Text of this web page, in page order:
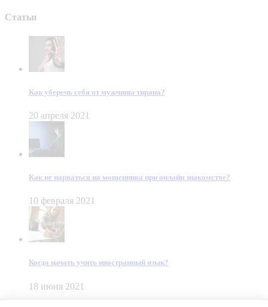
Статьи
Как уберечь себя от мужчины тирана?
20 апреля 2021
Как не нарваться на мошенника при онлайн знакомстве?
10 февраля 2021
Когда начать учить иностранный язык?
18 июня 2021